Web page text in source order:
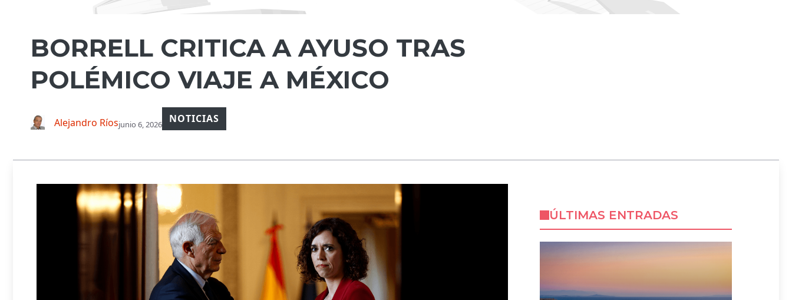
BORRELL CRITICA A AYUSO TRAS
POLÉMICO VIAJE A MÉXICO
Alejandro Ríosjunio 6, 2026 NOTICIAS
ÚLTIMAS ENTRADAS